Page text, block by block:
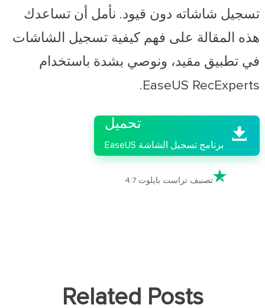
تسجيل شاشاته دون قيود. نأمل أن تساعدك
هذه المقالة على فهم كيفية تسجيل الشاشات
في تطبيق مقيد، ونوصي بشدة باستخدام
EaseUS RecExperts.


تحميل
برنامج تسجيل الشاشة EaseUS
تصنيف تراست بايلوت 4.7
Related Posts